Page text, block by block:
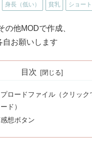
身長（低い） 貧乳 ショート
の他MODで作成、
自お願いします
目次
ロードファイル（クリック
ド）
想ボタン